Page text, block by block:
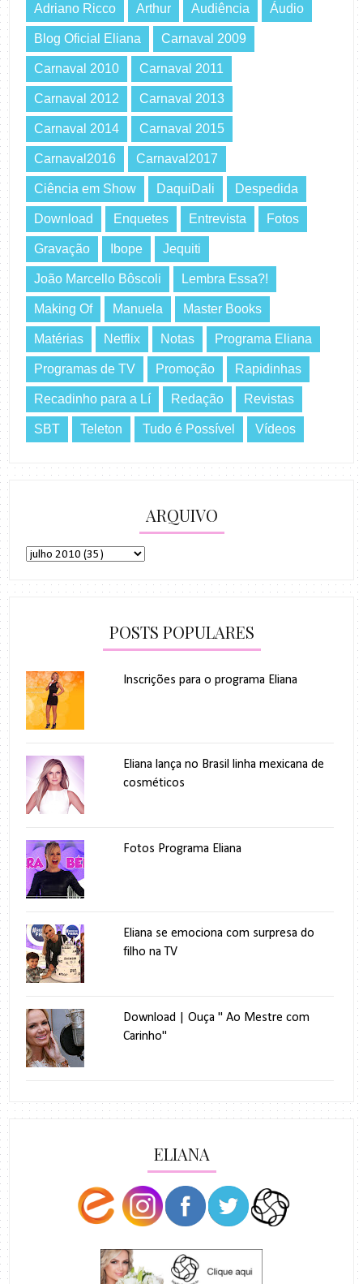
Adriano Ricco Arthur Audiência Áudio
Blog Oficial Eliana Carnaval 2009
Carnaval 2010 Carnaval 2011
Carnaval 2012 Carnaval 2013
Carnaval 2014 Carnaval 2015
Carnaval2016 Carnaval2017
Ciência em Show DaquiDali Despedida
Download Enquetes Entrevista Fotos
Gravação Ibope Jequiti
João Marcello Bôscoli Lembra Essa?!
Making Of Manuela Master Books
Matérias Netflix Notas Programa Eliana
Programas de TV Promoção Rapidinhas
Recadinho para a Lí Redação Revistas
SBT Teleton Tudo é Possível Vídeos
ARQUIVO
POSTS POPULARES
Inscrições para o programa Eliana
Eliana lança no Brasil linha mexicana de
cosméticos
Fotos Programa Eliana
Eliana se emociona com surpresa do
filho na TV
Download | Ouça " Ao Mestre com
Carinho"
ELIANA